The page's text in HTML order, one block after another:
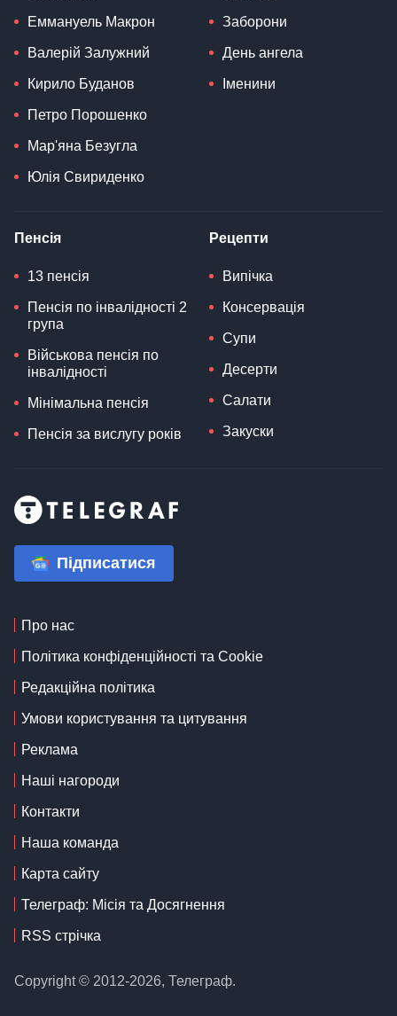
Еммануель Макрон
Валерій Залужний
Кирило Буданов
Петро Порошенко
Мар'яна Безугла
Юлія Свириденко
Заборони
День ангела
Іменини
Пенсія
13 пенсія
Пенсія по інвалідності 2
група
Військова пенсія по
інвалідності
Мінімальна пенсія
Пенсія за вислугу років
Рецепти
Випічка
Консервація
Супи
Десерти
Салати
Закуски
Підписатися
Про нас
Політика конфіденційності та Cookie
Редакційна політика
Умови користування та цитування
Реклама
Наші нагороди
Контакти
Наша команда
Карта сайту
Телеграф: Місія та Досягнення
RSS стрічка
Copyright © 2012-2026, Телеграф.